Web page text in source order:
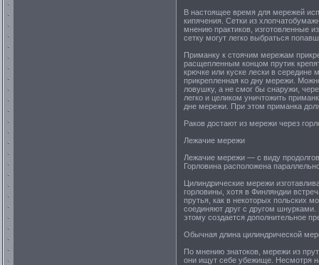
В настоящее время для мережей
кипячения. Сетки из
мнению практиков, изготовленные
сетку могут легко выбраться
Приманку к стоячим мережам
расщепленным концом прутик
крючке или куске лески в середине
прикрепленная ко дну мережи.
ловушку, а не смог бы снаружи,
легко и целиком уничтожить
дне мережи. При этом приманка
Раков достают из мережи через
Лежачие мережи
Лежачие мережи — с виду
Горловина расположена
Цилиндрические мережи
горловины, хотя в Финляндии
прутья, как в некоторых польских
соединяют друг с другом
этому создается дополнительное
Обычная длина цилиндрической
По мнению знатоков, мережи из
они ищут себе убежище. Несмотря